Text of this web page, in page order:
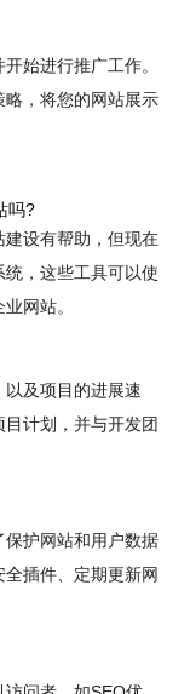
始进行推广工作。
，将您的网站展示
吗?
设有帮助，但现在
，这些工具可以使
网站。
及项目的进展速
计划，并与开发团
护网站和用户数据
插件、定期更新网